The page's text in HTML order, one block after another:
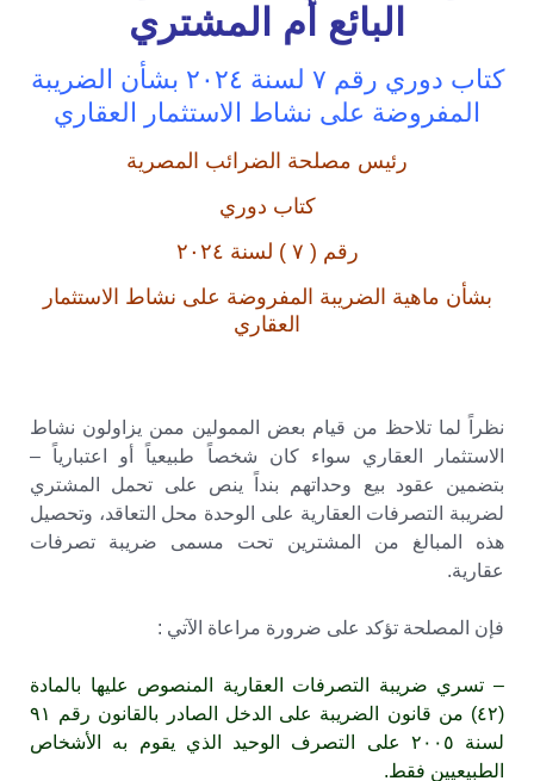
البائع أم المشتري
كتاب دوري رقم ٧ لسنة ٢٠٢٤ بشأن الضريبة
المفروضة على نشاط الاستثمار العقاري
رئيس مصلحة الضرائب المصرية
كتاب دوري
رقم ( ٧ ) لسنة ٢٠٢٤
بشأن ماهية الضريبة المفروضة على نشاط الاستثمار
العقاري
نظراً لما تلاحظ من قيام بعض الممولين ممن يزاولون نشاط
الاستثمار العقاري سواء كان شخصاً طبيعياً أو اعتبارياً –
بتضمين عقود بيع وحداتهم بنداً ينص على تحمل المشتري
لضريبة التصرفات العقارية على الوحدة محل التعاقد، وتحصيل
هذه المبالغ من المشترين تحت مسمى ضريبة تصرفات
عقارية.
فإن المصلحة تؤكد على ضرورة مراعاة الآتي :
– تسري ضريبة التصرفات العقارية المنصوص عليها بالمادة
(٤٢) من قانون الضريبة على الدخل الصادر بالقانون رقم ۹۱
لسنة ٢٠٠٥ على التصرف الوحيد الذي يقوم به الأشخاص
الطبيعيين فقط.